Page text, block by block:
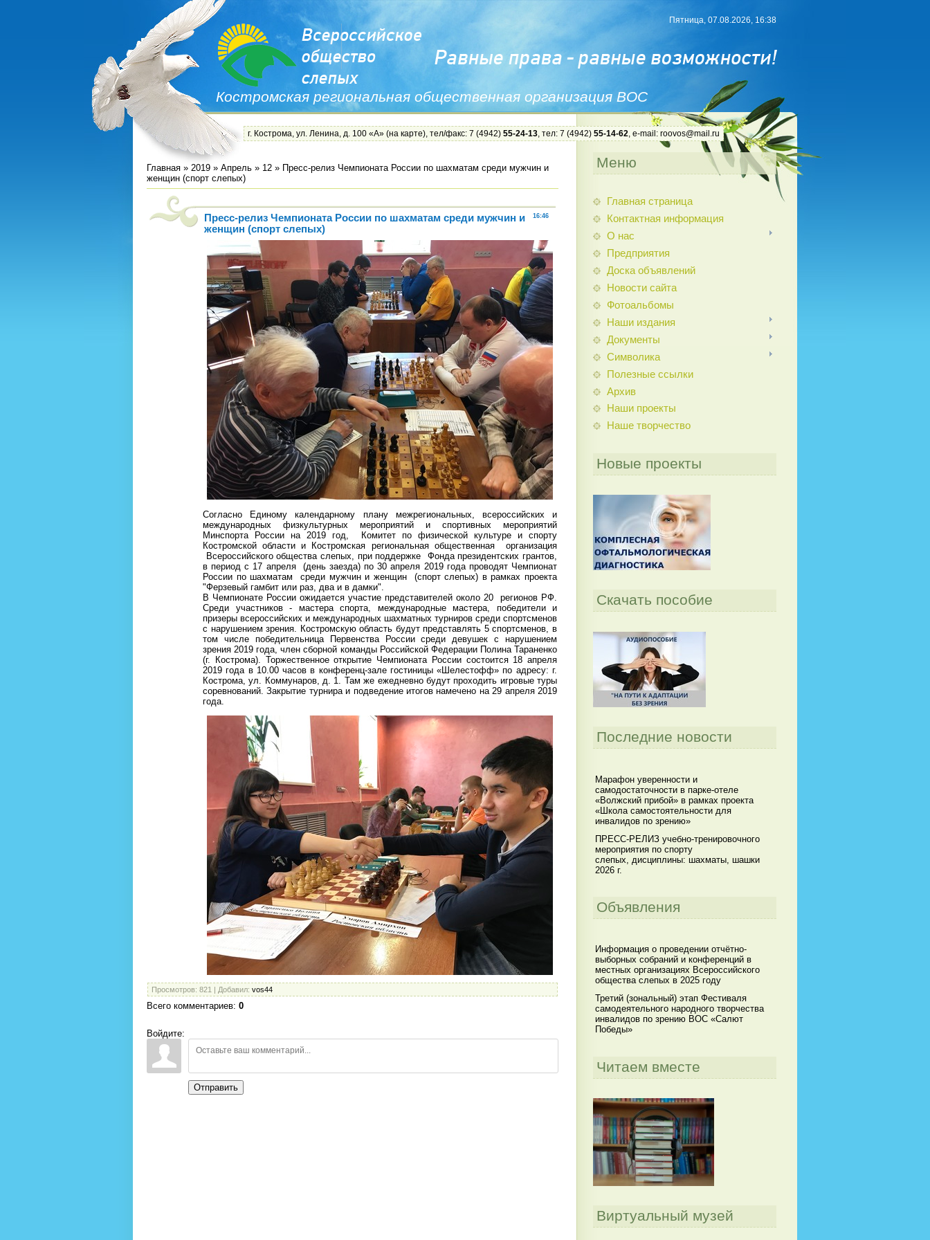
Костромская региональная общественная организация ВОС
Пятница, 07.08.2026, 16:38
г. Кострома, ул. Ленина, д. 100 «А» (на карте), тел/факс: 7 (4942) 55-24-13, тел: 7 (4942) 55-14-62, e-mail: roovos@mail.ru
Главная » 2019 » Апрель » 12 » Пресс-релиз Чемпионата России по шахматам среди мужчин и
женщин (спорт слепых)
16:46
Пресс-релиз Чемпионата России по шахматам среди мужчин и
женщин (спорт слепых)
Согласно Единому календарному плану межрегиональных, всероссийских и
международных физкультурных мероприятий и спортивных мероприятий
Минспорта России на 2019 год, Комитет по физической культуре и спорту
Костромской области и Костромская региональная общественная организация
Всероссийского общества слепых, при поддержке Фонда президентских грантов,
в период с 17 апреля (день заезда) по 30 апреля 2019 года проводят Чемпионат
России по шахматам среди мужчин и женщин (спорт слепых) в рамках проекта
"Ферзевый гамбит или раз, два и в дамки".
В Чемпионате России ожидается участие представителей около 20 регионов РФ.
Среди участников - мастера спорта, международные мастера, победители и
призеры всероссийских и международных шахматных турниров среди спортсменов
с нарушением зрения. Костромскую область будут представлять 5 спортсменов, в
том числе победительница Первенства России среди девушек с нарушением
зрения 2019 года, член сборной команды Российской Федерации Полина Тараненко
(г. Кострома). Торжественное открытие Чемпионата России состоится 18 апреля
2019 года в 10.00 часов в конференц-зале гостиницы «Шелестофф» по адресу: г.
Кострома, ул. Коммунаров, д. 1. Там же ежедневно будут проходить игровые туры
соревнований. Закрытие турнира и подведение итогов намечено на 29 апреля 2019
года.
Просмотров: 821 | Добавил: vos44
Всего комментариев: 0
Войдите:
Отправить
Меню
Главная страница
Контактная информация
О нас
Предприятия
Доска объявлений
Новости сайта
Фотоальбомы
Наши издания
Документы
Символика
Полезные ссылки
Архив
Наши проекты
Наше творчество
Новые проекты
Скачать пособие
Последние новости
Марафон уверенности и
самодостаточности в парке-отеле
«Волжский прибой» в рамках проекта
«Школа самостоятельности для
инвалидов по зрению»
ПРЕСС-РЕЛИЗ учебно-тренировочного
мероприятия по спорту
слепых, дисциплины: шахматы, шашки
2026 г.
Объявления
Информация о проведении отчётно-
выборных собраний и конференций в
местных организациях Всероссийского
общества слепых в 2025 году
Третий (зональный) этап Фестиваля
самодеятельного народного творчества
инвалидов по зрению ВОС «Салют
Победы»
Читаем вместе
Виртуальный музей